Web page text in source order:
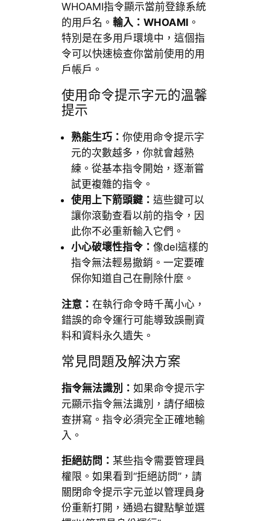
WHOAMI指令顯示當前登錄系統
的用戶名。 輸入： WHOAMI 。
特別是在多用戶環境中，這個指
令可以快速檢查你當前使用的用
戶帳戶。
使用命令提示字元的溫馨
提示
熟能生巧： 你使用命令提示字
元的次數越多，你就會越熟
練。從基本指令開始，逐漸嘗
試更複雜的指令。
使用上下箭頭鍵： 這些鍵可以
讓你滾動查看以前的指令，因
此你不必重新輸入它們。
小心破壞性指令： 像del這樣的
指令無法輕易撤銷。一定要確
保你知道自己在刪除什麼。
注意： 在執行命令時千萬小心，
錯誤的命令運行可能導致誤刪資
料和資料永久遺失。
常見問題及解決方案
指令無法識別： 如果命令提示字
元顯示指令無法識別，請仔細檢
查拼寫。指令必須完全正確地輸
入。
拒絕訪問： 某些指令需要管理員
權限。如果看到“拒絕訪問”，請
關閉命令提示字元並以管理員身
份重新打開，通過右鍵點擊並選